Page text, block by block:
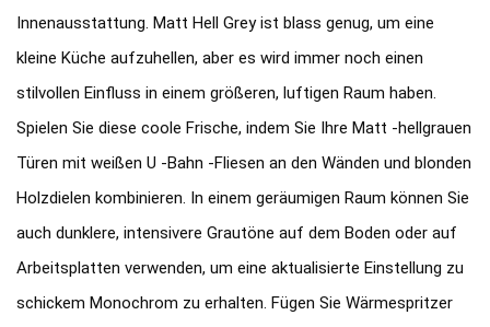
Innenausstattung. Matt Hell Grey ist blass genug, um eine
kleine Küche aufzuhellen, aber es wird immer noch einen
stilvollen Einfluss in einem größeren, luftigen Raum haben.
Spielen Sie diese coole Frische, indem Sie Ihre Matt -hellgrauen
Türen mit weißen U -Bahn -Fliesen an den Wänden und blonden
Holzdielen kombinieren. In einem geräumigen Raum können Sie
auch dunklere, intensivere Grautöne auf dem Boden oder auf
Arbeitsplatten verwenden, um eine aktualisierte Einstellung zu
schickem Monochrom zu erhalten. Fügen Sie Wärmespritzer